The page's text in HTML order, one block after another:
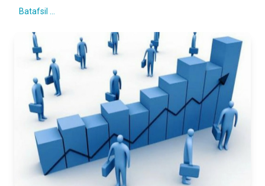
Batafsil ...